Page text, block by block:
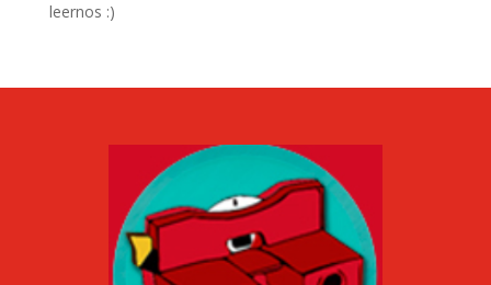
leernos :)